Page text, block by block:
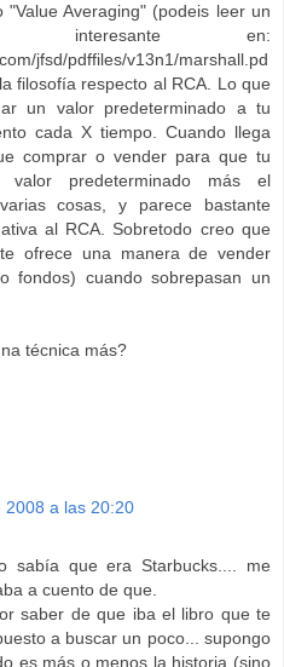
Averaging" (podeis leer un
interesante en:
jfsd/pdffiles/v13n1/marshall.pd
filosofía respecto al RCA. Lo que
un valor predeterminado a tu
cada X tiempo. Cuando llega
comprar o vender para que tu
predeterminado más el
cosas, y parece bastante
al RCA. Sobretodo creo que
ofrece una manera de vender
fondos) cuando sobrepasan un
técnica más?
2008 a las 20:20
sabía que era Starbucks.... me
a cuento de que.
saber de que iba el libro que te
a buscar un poco... supongo
es más o menos la historia (sino